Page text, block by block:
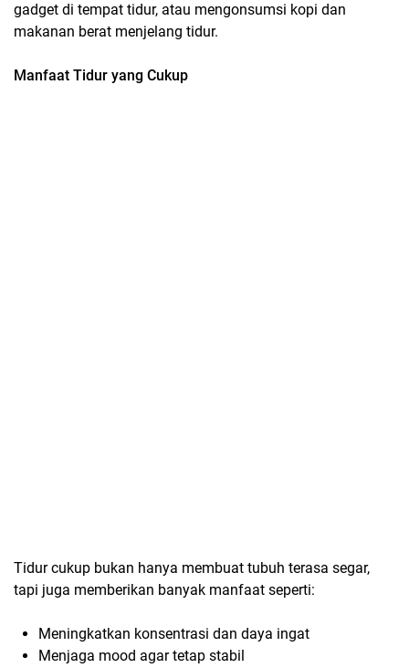
gadget di tempat tidur, atau mengonsumsi kopi dan
makanan berat menjelang tidur.
Manfaat Tidur yang Cukup
Tidur cukup bukan hanya membuat tubuh terasa segar,
tapi juga memberikan banyak manfaat seperti:
Meningkatkan konsentrasi dan daya ingat
Menjaga mood agar tetap stabil